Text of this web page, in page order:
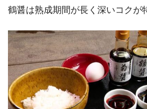
鶴醤は熟成期間が長く深いコクが